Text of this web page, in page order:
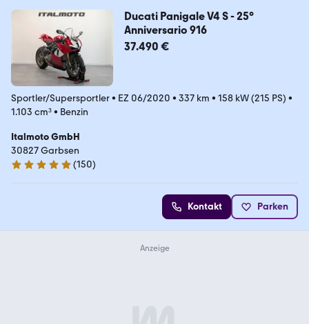
Ducati Panigale V4 S - 25°
Anniversario 916
37.490 €
Sportler/Supersportler• EZ 06/2020 • 337 km • 158 kW (215 PS) •
1.103 cm³• Benzin
Italmoto GmbH
30827 Garbsen
5 Sterne
(150)
Kontakt Parken